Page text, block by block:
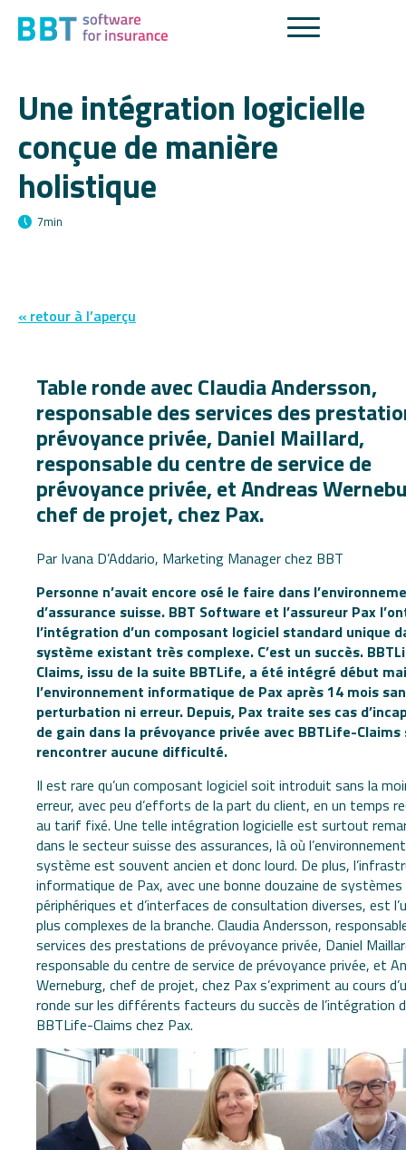
Une intégration logicielle
conçue de manière
holistique
7min
« retour à l’aperçu
Table ronde avec Claudia Andersson,
responsable des services des
prévoyance privée, Daniel Maillard,
responsable du centre de service de
prévoyance privée, et Andreas
chef de projet, chez Pax.
Par Ivana D’Addario, Marketing Manager chez BBT
Personne n’avait encore osé le faire dans
d’assurance suisse. BBT Software et l’assureur Pax
l’intégration d’un composant logiciel standard unique
système existant très complexe. C’est un succès.
Claims, issu de la suite BBTLife, a été intégré début
l’environnement informatique de Pax après 14 mois
perturbation ni erreur. Depuis, Pax traite ses cas
de gain dans la prévoyance privée avec BBTLife-Claims
rencontrer aucune difficulté.
Il est rare qu’un composant logiciel soit introduit sans la
erreur, avec peu d’efforts de la part du client, en un temps
au tarif fixé. Une telle intégration logicielle est surtout
dans le secteur suisse des assurances, là où l’environnement
système est souvent ancien et donc lourd. De plus,
informatique de Pax, avec une bonne douzaine de systèmes
périphériques et d’interfaces de consultation diverses, est
plus complexes de la branche. Claudia Andersson,
services des prestations de prévoyance privée, Daniel
responsable du centre de service de prévoyance privée, et
Werneburg, chef de projet, chez Pax s’expriment au cours
ronde sur les différents facteurs du succès de l’intégration
BBTLife-Claims chez Pax.